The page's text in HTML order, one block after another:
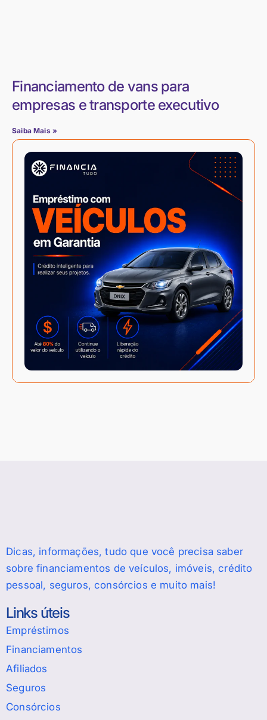
Financiamento de vans para
empresas e transporte executivo
Saiba Mais »
Dicas, informações, tudo que você precisa saber
sobre financiamentos de veículos, imóveis, crédito
pessoal, seguros, consórcios e muito mais!
Links úteis
Empréstimos
Financiamentos
Afiliados
Seguros
Consórcios